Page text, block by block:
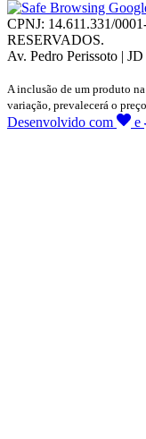
CPNJ: 14.611.331/
RESERVADOS.
Av. Pedro Perissoto |
A inclusão de um produto
variação, prevalecerá o
Desenvolvido com e